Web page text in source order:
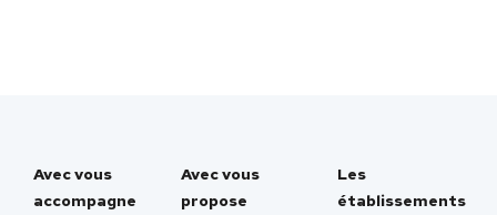
Avec vous
accompagne
Avec vous
propose
Les
établissements